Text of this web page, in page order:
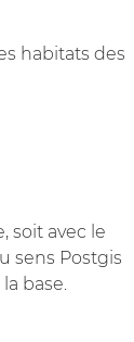
habitats des
soit avec le
sens Postgis
base.